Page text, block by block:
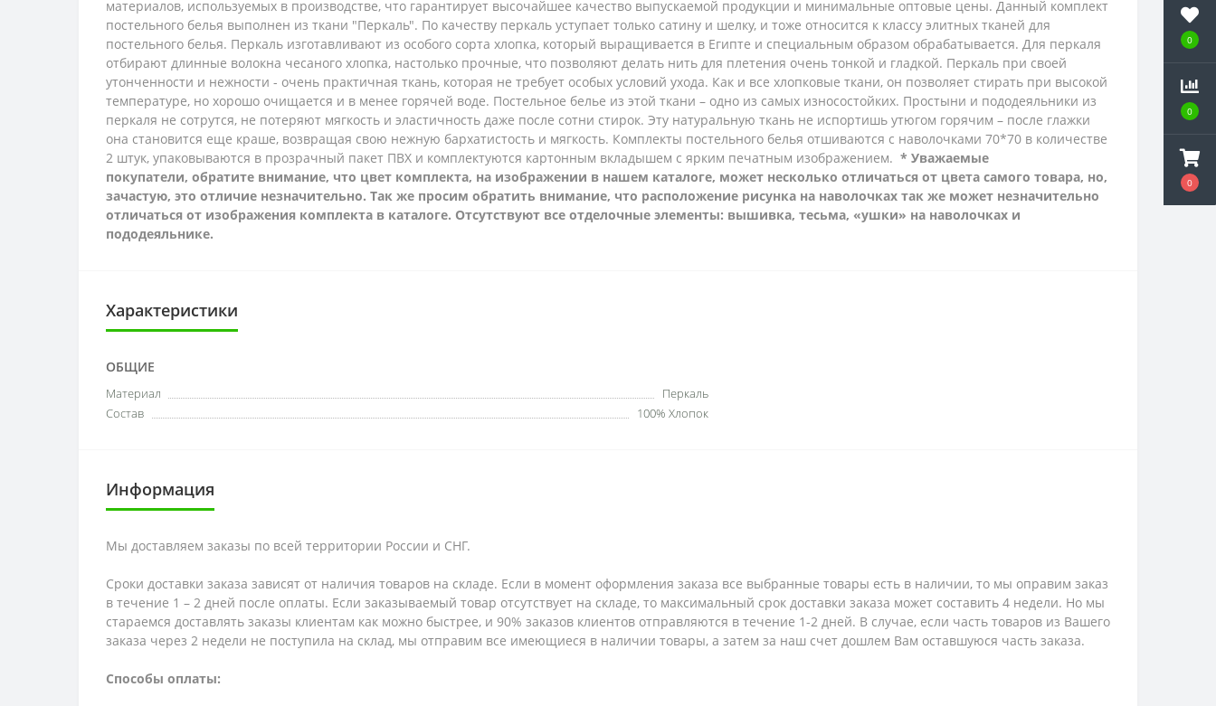
0
0
0
материалов, используемых в производстве, что гарантирует высочайшее качество выпускаемой продукции и минимальные оптовые цены. Данный комплект
постельного белья выполнен из ткани "Перкаль". По качеству перкаль уступает только сатину и шелку, и тоже относится к классу элитных тканей для
постельного белья. Перкаль изготавливают из особого сорта хлопка, который выращивается в Египте и специальным образом обрабатывается. Для перкаля
отбирают длинные волокна чесаного хлопка, настолько прочные, что позволяют делать нить для плетения очень тонкой и гладкой. Перкаль при своей
утонченности и нежности - очень практичная ткань, которая не требует особых условий ухода. Как и все хлопковые ткани, он позволяет стирать при высокой
температуре, но хорошо очищается и в менее горячей воде. Постельное белье из этой ткани – одно из самых износостойких. Простыни и пододеяльники из
перкаля не сотрутся, не потеряют мягкость и эластичность даже после сотни стирок. Эту натуральную ткань не испортишь утюгом горячим – после глажки
она становится еще краше, возвращая свою нежную бархатистость и мягкость. Комплекты постельного белья отшиваются с наволочками 70*70 в количестве
2 штук, упаковываются в прозрачный пакет ПВХ и комплектуются картонным вкладышем с ярким печатным изображением. * Уважаемые
покупатели, обратите внимание, что цвет комплекта, на изображении в нашем каталоге, может несколько отличаться от цвета самого товара, но,
зачастую, это отличие незначительно. Так же просим обратить внимание, что расположение рисунка на наволочках так же может незначительно
отличаться от изображения комплекта в каталоге. Отсутствуют все отделочные элементы: вышивка, тесьма, «ушки» на наволочках и
пододеяльнике.
Характеристики
ОБЩИЕ
Материал
Перкаль
Состав
100% Хлопок
Информация
Мы доставляем заказы по всей территории России и СНГ.
Сроки доставки заказа зависят от наличия товаров на складе. Если в момент оформления заказа все выбранные товары есть в наличии, то мы оправим заказ
в течение 1 – 2 дней после оплаты. Если заказываемый товар отсутствует на складе, то максимальный срок доставки заказа может составить 4 недели. Но мы
стараемся доставлять заказы клиентам как можно быстрее, и 90% заказов клиентов отправляются в течение 1-2 дней. В случае, если часть товаров из Вашего
заказа через 2 недели не поступила на склад, мы отправим все имеющиеся в наличии товары, а затем за наш счет дошлем Вам оставшуюся часть заказа.
Способы оплаты: